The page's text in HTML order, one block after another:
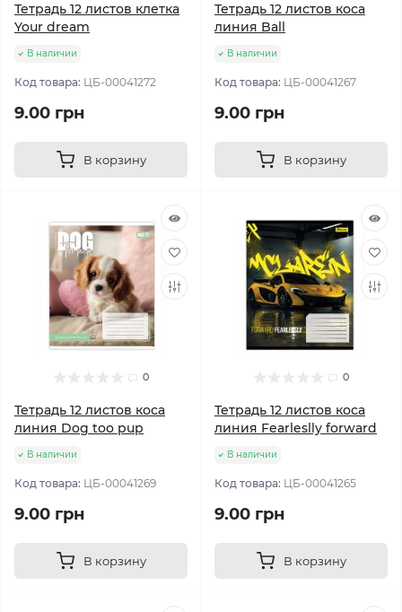
Тетрадь 12 листов клетка
Your dream
В наличии
Код товара: ЦБ-00041272
9.00 грн
В корзину
Тетрадь 12 листов коса
линия Ball
В наличии
Код товара: ЦБ-00041267
9.00 грн
В корзину
0
Тетрадь 12 листов коса
линия Dog too pup
В наличии
Код товара: ЦБ-00041269
9.00 грн
В корзину
0
Тетрадь 12 листов коса
линия Fearleslly forward
В наличии
Код товара: ЦБ-00041265
9.00 грн
В корзину